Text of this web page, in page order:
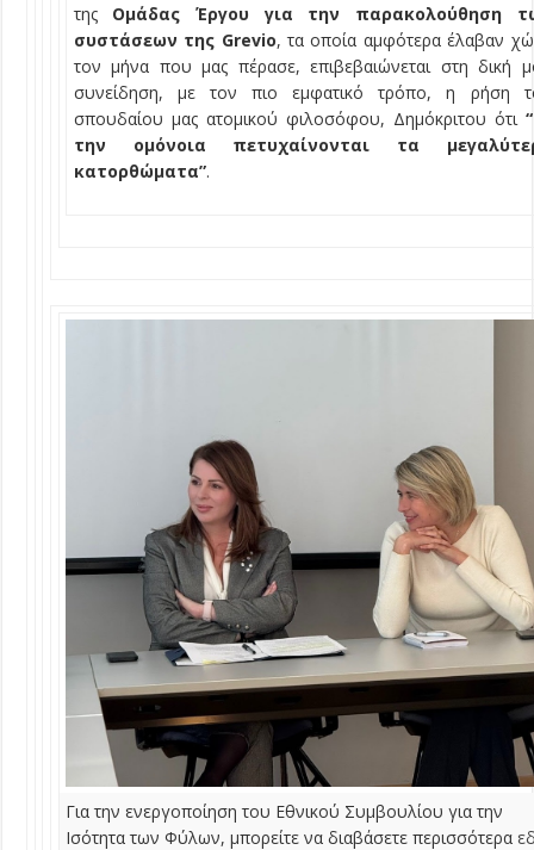
τηςΟμάδας Έργου για την παρακολούθηση
συστάσεων της Grevio, τα οποία αμφότερα έλαβαν
τον μήνα που μας πέρασε, επιβεβαιώνεται στη δική
συνείδηση, με τον πιο εμφατικό τρόπο, η ρήση
σπουδαίου μας ατομικού φιλοσόφου, Δημόκριτου ότι
την ομόνοια πετυχαίνονται τα
κατορθώματα”.
Για την ενεργοποίηση του Εθνικού Συμβουλίου για την
Ισότητα των Φύλων, μπορείτε να διαβάσετε περισσότερα